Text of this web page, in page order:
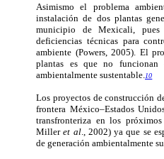
Asimismo el problema
instalación de dos plantas
municipio de Mexicali, pues
deficiencias técnicas para
ambiente (Powers, 2005). El
plantas es que no
ambientalmente sustentable. 10
Los proyectos de construcción
frontera México–Estados
transfronteriza en los próximos
Milleret al., 2002) ya que se
de generación ambientalmente